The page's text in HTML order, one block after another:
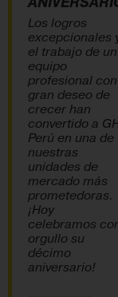
Los logros
excepcionales
el trabajo de un
equipo
profesional con
gran deseo de
crecer han
convertido a
Perú en una de
nuestras
unidades de
mercado más
prometedoras.
¡Hoy
celebramos
orgullo su
décimo
aniversario!